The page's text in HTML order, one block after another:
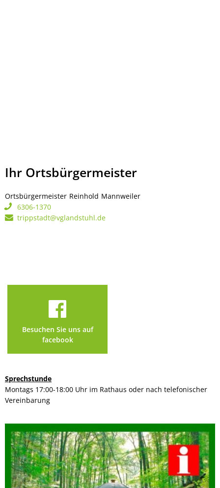
Ihr Ortsbürgermeister
Ortsbürgermeister Reinhold Mannweiler
6306-1370
trippstadt@vglandstuhl.de
Besuchen Sie uns auf
facebook
Sprechstunde
Montags 17:00-18:00 Uhr im Rathaus oder nach telefonischer
Vereinbarung